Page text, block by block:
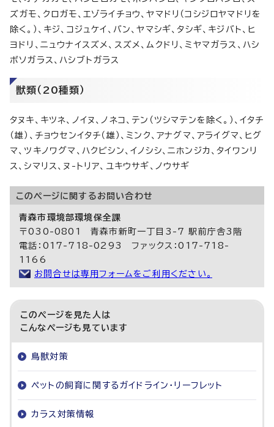
ズガモ、クロガモ、エゾライチョウ、ヤマドリ（コシジロヤマドリを
除く。）、キジ、コジュケイ、バン、ヤマシギ、タシギ、キジバト、ヒ
ヨドリ、ニュウナイスズメ、スズメ、ムクドリ、ミヤマガラス、ハシ
ボソガラス、ハシブトガラス
獣類（20種類）
タヌキ、キツネ、ノイヌ、ノネコ、テン（ツシマテンを除く。）、イタチ
（雄）、チョウセンイタチ（雄）、ミンク、アナグマ、アライグマ、ヒグ
マ、ツキノワグマ、ハクビシン、イノシシ、ニホンジカ、タイワンリ
ス、シマリス、ヌ-トリア、ユキウサギ、ノウサギ
このページに関する お問い合わせ
青森市環境部環境保全課
〒030-0801 青森市新町一丁目3-7 駅前庁舎3階
電話：017-718-0293 ファックス：017-718-
1166
お問合せは専用フォームをご利用ください。
このページを見た人は
こんなページも見ています
鳥獣対策
ペットの飼育に関するガイドライン・リーフレット
カラス対策情報